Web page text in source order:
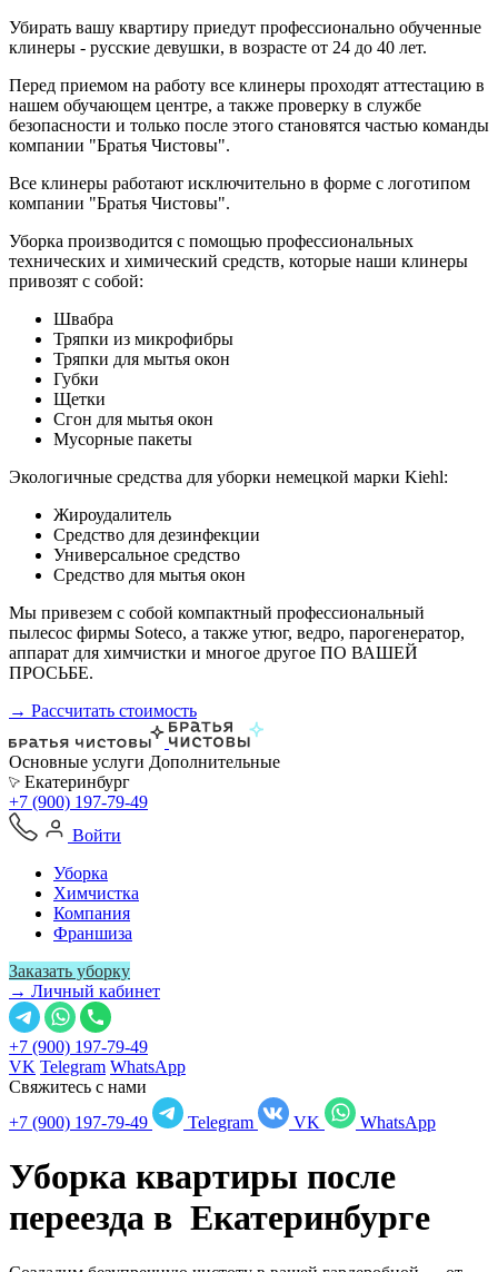
Убирать вашу квартиру приедут профессионально обученные
клинеры - русские девушки, в возрасте от 24 до 40 лет.
Перед приемом на работу все клинеры проходят аттестацию в
нашем обучающем центре, а также проверку в службе
безопасности и только после этого становятся частью команды
компании "Братья Чистовы".
Все клинеры работают исключительно в форме с логотипом
компании "Братья Чистовы".
Уборка производится с помощью профессиональных
технических и химический средств, которые наши клинеры
привозят с собой:
Швабра
Тряпки из микрофибры
Тряпки для мытья окон
Губки
Щетки
Сгон для мытья окон
Мусорные пакеты
Экологичные средства для уборки немецкой марки Kiehl:
Жироудалитель
Средство для дезинфекции
Универсальное средство
Средство для мытья окон
Мы привезем с собой компактный профессиональный
пылесос фирмы Soteco, а также утюг, ведро, парогенератор,
аппарат для химчистки и многое другое ПО ВАШЕЙ
ПРОСЬБЕ.
→ Рассчитать стоимость
Основные услуги Дополнительные
Екатеринбург
+7 (900) 197-79-49
Войти
Уборка
Химчистка
Компания
Франшиза
Заказать уборку
→ Личный кабинет
+7 (900) 197-79-49
VK Telegram WhatsApp
Свяжитесь с нами
+7 (900) 197-79-49
Telegram VK WhatsApp
Уборка квартиры после
переезда в Екатеринбурге